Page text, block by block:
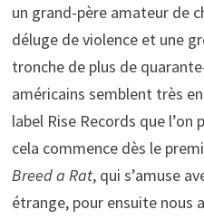
un grand-père amateur de
déluge de violence et une
tronche de plus de
américains semblent très
label Rise Records que
cela commence dès le
Breed a Rat, qui s’amuse
étrange, pour ensuite nous